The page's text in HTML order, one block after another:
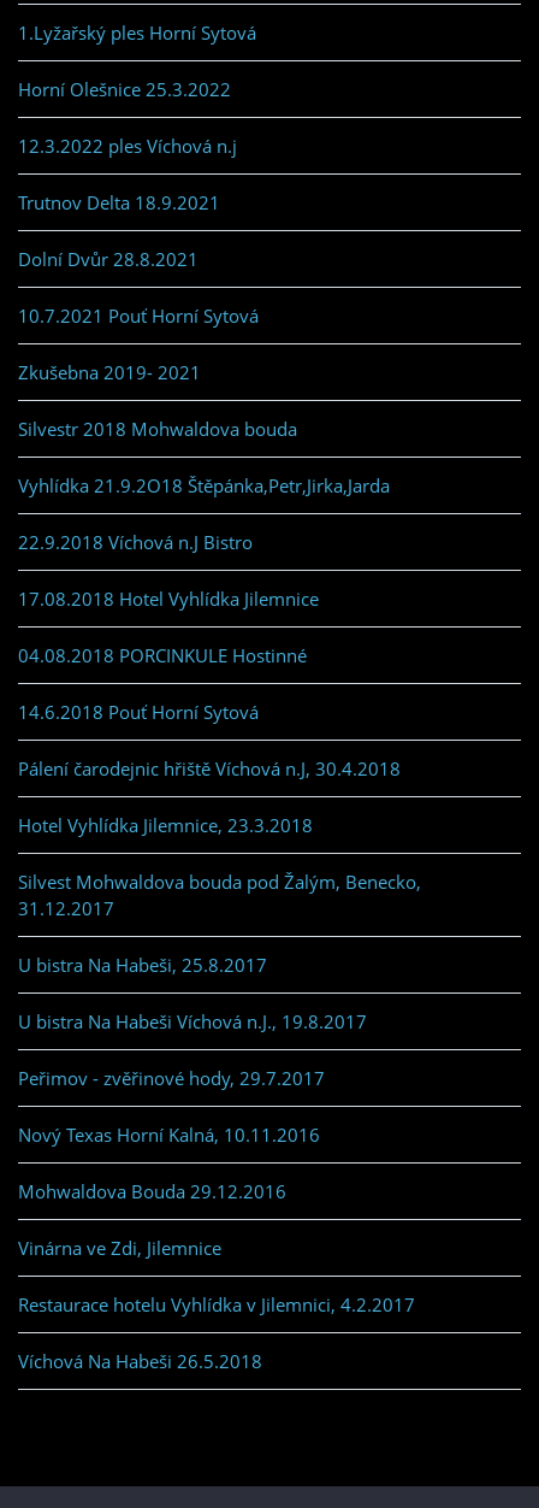
1.Lyžařský ples Horní Sytová
Horní Olešnice 25.3.2022
12.3.2022 ples Víchová n.j
Trutnov Delta 18.9.2021
Dolní Dvůr 28.8.2021
10.7.2021 Pouť Horní Sytová
Zkušebna 2019- 2021
Silvestr 2018 Mohwaldova bouda
Vyhlídka 21.9.2O18 Štěpánka,Petr,Jirka,Jarda
22.9.2018 Víchová n.J Bistro
17.08.2018 Hotel Vyhlídka Jilemnice
04.08.2018 PORCINKULE Hostinné
14.6.2018 Pouť Horní Sytová
Pálení čarodejnic hřiště Víchová n.J, 30.4.2018
Hotel Vyhlídka Jilemnice, 23.3.2018
Silvest Mohwaldova bouda pod Žalým, Benecko,
31.12.2017
U bistra Na Habeši, 25.8.2017
U bistra Na Habeši Víchová n.J., 19.8.2017
Peřimov - zvěřinové hody, 29.7.2017
Nový Texas Horní Kalná, 10.11.2016
Mohwaldova Bouda 29.12.2016
Vinárna ve Zdi, Jilemnice
Restaurace hotelu Vyhlídka v Jilemnici, 4.2.2017
Víchová Na Habeši 26.5.2018